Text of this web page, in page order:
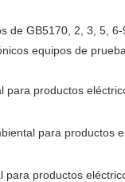
de GB5170, 2, 3, 5,
equipos de
para productos
para
productos